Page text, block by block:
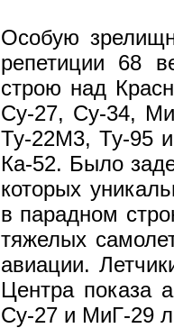
Особую
репетиции 68
строю над
Су-27, Су-34,
Ту-22М3, Ту-95
Ка-52. Было
которых
в парадном
тяжелых
авиации.
Центра показа
Су-27 и МиГ-29